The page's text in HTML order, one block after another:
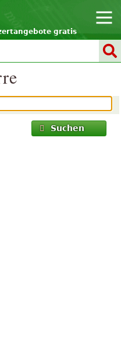
gratis
Suchen